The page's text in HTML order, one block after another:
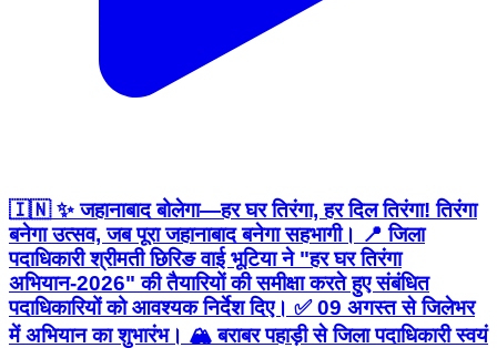
🇮🇳 ✨ जहानाबाद बोलेगा—हर घर तिरंगा, हर दिल तिरंगा! तिरंगा
बनेगा उत्सव, जब पूरा जहानाबाद बनेगा सहभागी। 📍 जिला
पदाधिकारी श्रीमती छिरिङ वाई भूटिया ने "हर घर तिरंगा
अभियान-2026" की तैयारियों की समीक्षा करते हुए संबंधित
पदाधिकारियों को आवश्यक निर्देश दिए। ✅ 09 अगस्त से जिलेभर
में अभियान का शुभारंभ। 🏔️ बराबर पहाड़ी से जिला पदाधिकारी स्वयं